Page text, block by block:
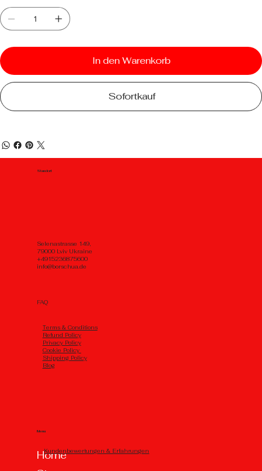
In den Warenkorb
Sofortkauf
Standort
Selenastrasse 149,
79000 Lviv Ukraine
+4915236875600
info@borschua.de
Menu
Home
FAQ
Тerms & Conditions
Refund Policy
Privacy Policy
Cookie Policy
Shipping Policy
Blog
Kundenbewertungen & Erfahrungen